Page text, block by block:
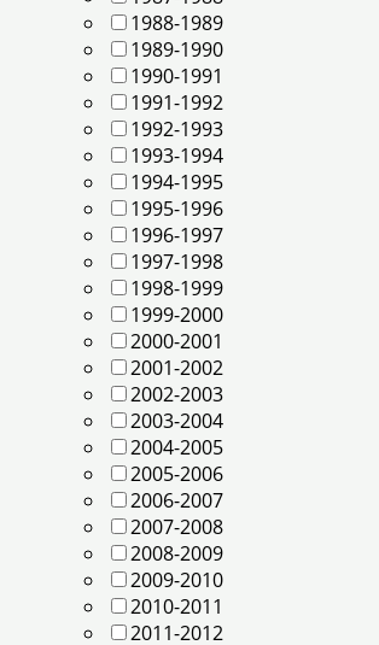
1988-1989
1989-1990
1990-1991
1991-1992
1992-1993
1993-1994
1994-1995
1995-1996
1996-1997
1997-1998
1998-1999
1999-2000
2000-2001
2001-2002
2002-2003
2003-2004
2004-2005
2005-2006
2006-2007
2007-2008
2008-2009
2009-2010
2010-2011
2011-2012